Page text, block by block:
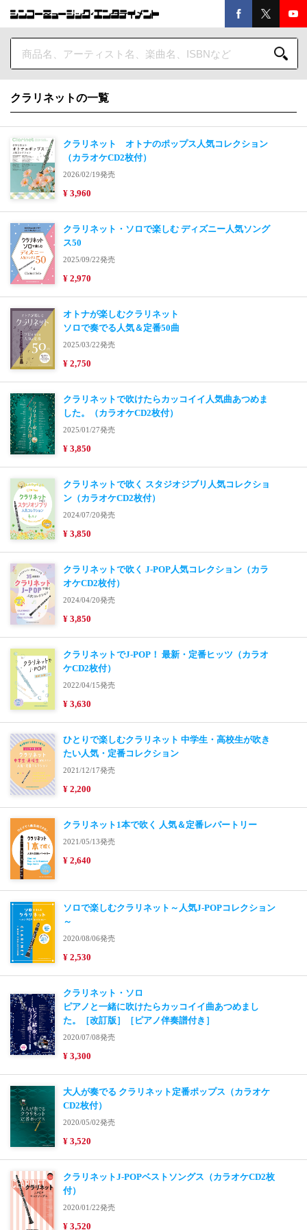
クラリネットの一覧
クラリネット オトナのポップス人気コレクション
（カラオケCD2枚付）
2026/02/19発売
¥ 3,960
クラリネット・ソロで楽しむ ディズニー人気ソング
ス50
2025/09/22発売
¥ 2,970
オトナが楽しむクラリネット
ソロで奏でる人気＆定番50曲
2025/03/22発売
¥ 2,750
クラリネットで吹けたらカッコイイ人気曲あつめま
した。（カラオケCD2枚付）
2025/01/27発売
¥ 3,850
クラリネットで吹く スタジオジブリ人気コレクショ
ン（カラオケCD2枚付）
2024/07/20発売
¥ 3,850
クラリネットで吹く J-POP人気コレクション（カラ
オケCD2枚付）
2024/04/20発売
¥ 3,850
クラリネットでJ-POP！ 最新・定番ヒッツ（カラオ
ケCD2枚付）
2022/04/15発売
¥ 3,630
ひとりで楽しむクラリネット 中学生・高校生が吹き
たい人気・定番コレクション
2021/12/17発売
¥ 2,200
クラリネット1本で吹く 人気＆定番レパートリー
2021/05/13発売
¥ 2,640
ソロで楽しむクラリネット～人気J-POPコレクション
～
2020/08/06発売
¥ 2,530
クラリネット・ソロ
ピアノと一緒に吹けたらカッコイイ曲あつめまし
た。［改訂版］［ピアノ伴奏譜付き］
2020/07/08発売
¥ 3,300
大人が奏でる クラリネット定番ポップス（カラオケ
CD2枚付）
2020/05/02発売
¥ 3,520
クラリネットJ-POPベストソングス（カラオケCD2枚
付）
2020/01/22発売
¥ 3,520